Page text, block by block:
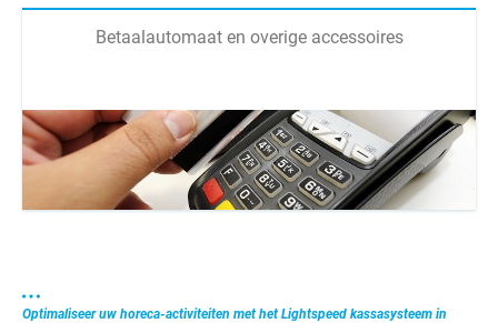
Betaalautomaat en overige accessoires
Optimaliseer uw horeca-activiteiten met het Lightspeed kassasysteem in